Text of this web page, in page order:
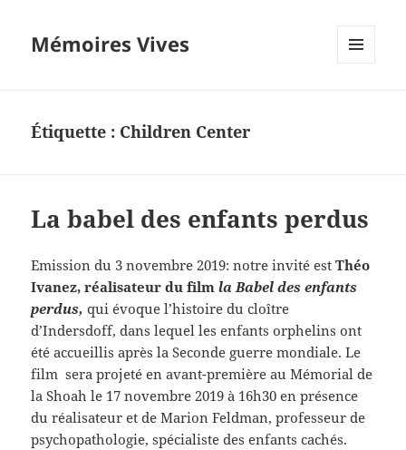
Mémoires Vives
Étiquette : Children Center
La babel des enfants perdus
Emission du 3 novembre 2019: notre invité estThéo
Ivanez, réalisateur du filmla Babel des enfants
perdus, qui évoque l’histoire du cloître
d’Indersdoff, dans lequel les enfants orphelins ont
été accueillis après la Seconde guerre mondiale. Le
film sera projeté en avant-première au Mémorial de
la Shoah le 17 novembre 2019 à 16h30 en présence
du réalisateur et de Marion Feldman, professeur de
psychopathologie, spécialiste des enfants cachés.